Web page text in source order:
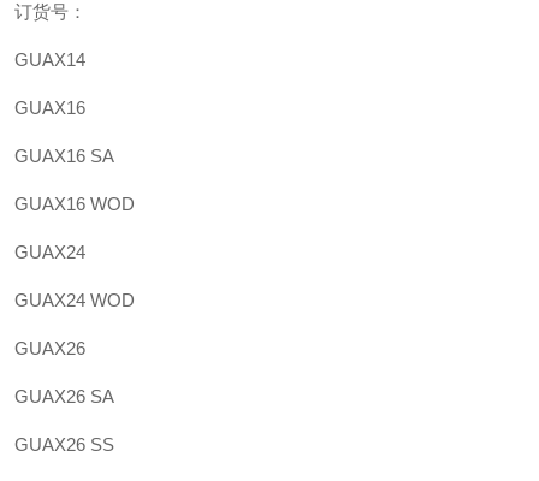
订货号：
GUAX14
GUAX16
GUAX16 SA
GUAX16 WOD
GUAX24
GUAX24 WOD
GUAX26
GUAX26 SA
GUAX26 SS